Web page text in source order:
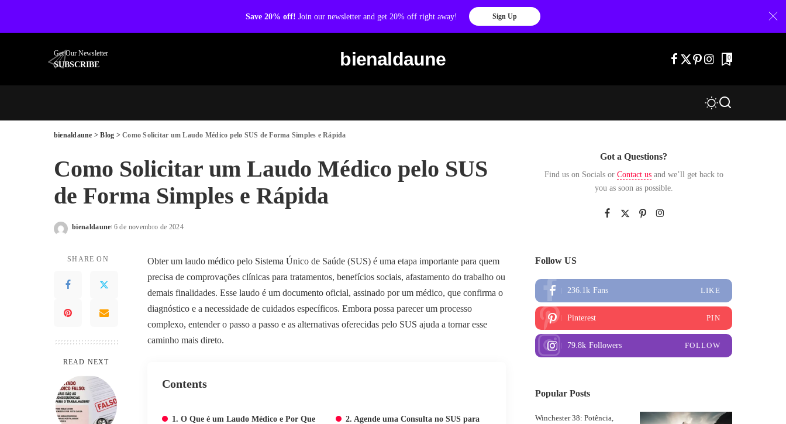
Save 20% off! Join our newsletter and get 20% off right away! Sign Up
Get Our Newsletter
SUBSCRIBE bienaldaune 0
bienaldaune >Blog >Como Solicitar um Laudo Médico pelo SUS de Forma Simples e Rápida
Como Solicitar um Laudo Médico pelo SUS
de Forma Simples e Rápida
Posted
bienaldaune 6 de novembro de 2024
SHARE ON
READ NEXT
Obter um laudo médico pelo Sistema Único de Saúde (SUS) é uma etapa importante para quem
precisa de comprovações clínicas para tratamentos, benefícios sociais, afastamento do trabalho ou
demais finalidades. Esse laudo é um documento oficial, assinado por um médico, que confirma o
diagnóstico e a necessidade de cuidados específicos. Embora possa parecer um processo
complexo, entender o passo a passo e as alternativas oferecidas pelo SUS ajuda a tornar esse
caminho mais direto.
Contents
1. O Que é um Laudo Médico e Por Que
2. Agende uma Consulta no SUS para
Got a Questions?
Find us on Socials or Contact usand we’ll get back to
you as soon as possible.
Follow US
236.1k Fans LIKE
Pinterest PIN
79.8k Followers FOLLOW
Popular Posts
Winchester 38: Potência,